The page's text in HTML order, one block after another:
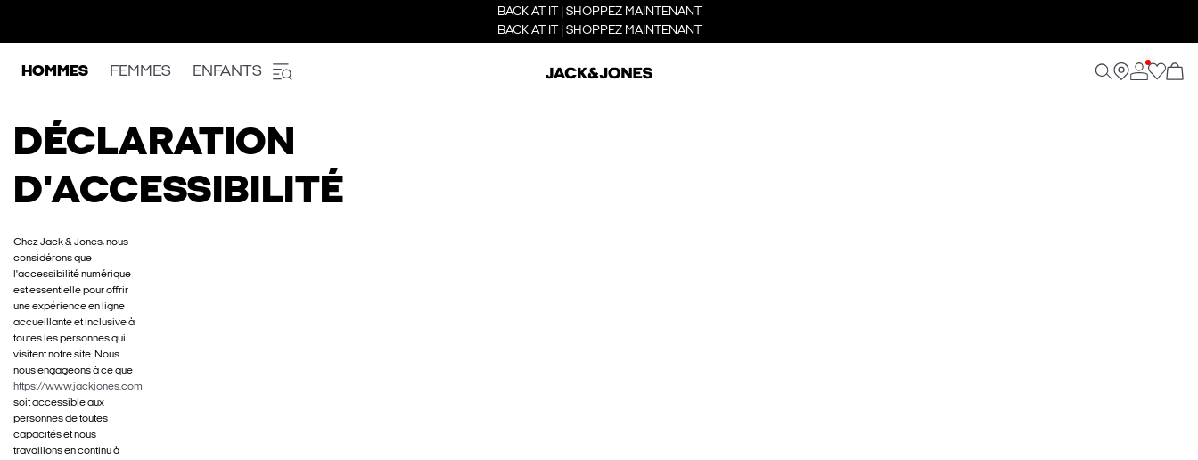
BACK AT IT | SHOPPEZ MAINTENANT
BACK AT IT | SHOPPEZ MAINTENANT
HOMMES FEMMES ENFANTS
DÉCLARATION
D'ACCESSIBILITÉ
Chez Jack & Jones, nous
considérons que
l'accessibilité numérique
est essentielle pour offrir
une expérience en ligne
accueillante et inclusive à
toutes les personnes qui
visitent notre site. Nous
nous engageons à ce que
https://www.jackjones.com
soit accessible aux
personnes de toutes
capacités et nous
travaillons en continu à